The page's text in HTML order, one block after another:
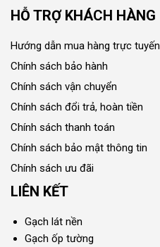
HỖ TRỢ KHÁCH HÀNG
Hướng dẫn mua hàng trực tuyến
Chính sách bảo hành
Chính sách vận chuyển
Chính sách đổi trả, hoàn tiền
Chính sách thanh toán
Chính sách bảo mật thông tin
Chính sách ưu đãi
LIÊN KẾT
Gạch lát nền
Gạch ốp tường